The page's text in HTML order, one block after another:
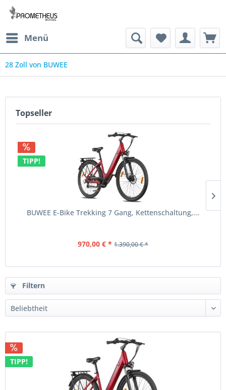
Menü
28 Zoll von BUWEE
Topseller
TIPP!
BUWEE E-Bike Trekking 7 Gang, Kettenschaltung,...
970,00 € * 1.390,00 € *
Filtern
TIPP!